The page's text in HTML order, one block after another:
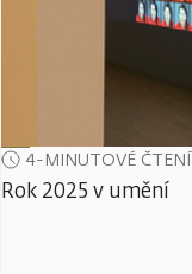
4-MINUTOVÉ ČTENÍ
Rok 2025 v umění